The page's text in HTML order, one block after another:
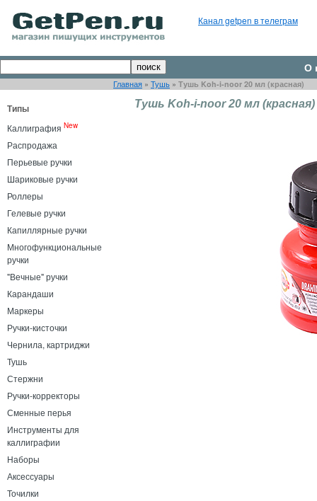
Канал getpen в телеграм
О
Главная » Тушь » Тушь Koh-i-noor 20 мл (красная)
Типы
Каллиграфия New
Распродажа
Перьевые ручки
Шариковые ручки
Роллеры
Гелевые ручки
Капиллярные ручки
Многофункциональные
ручки
"Вечные" ручки
Карандаши
Маркеры
Ручки-кисточки
Чернила, картриджи
Тушь
Стержни
Ручки-корректоры
Сменные перья
Инструменты для
каллиграфии
Наборы
Аксессуары
Точилки
Тушь Koh-i-noor 20 мл (красная)